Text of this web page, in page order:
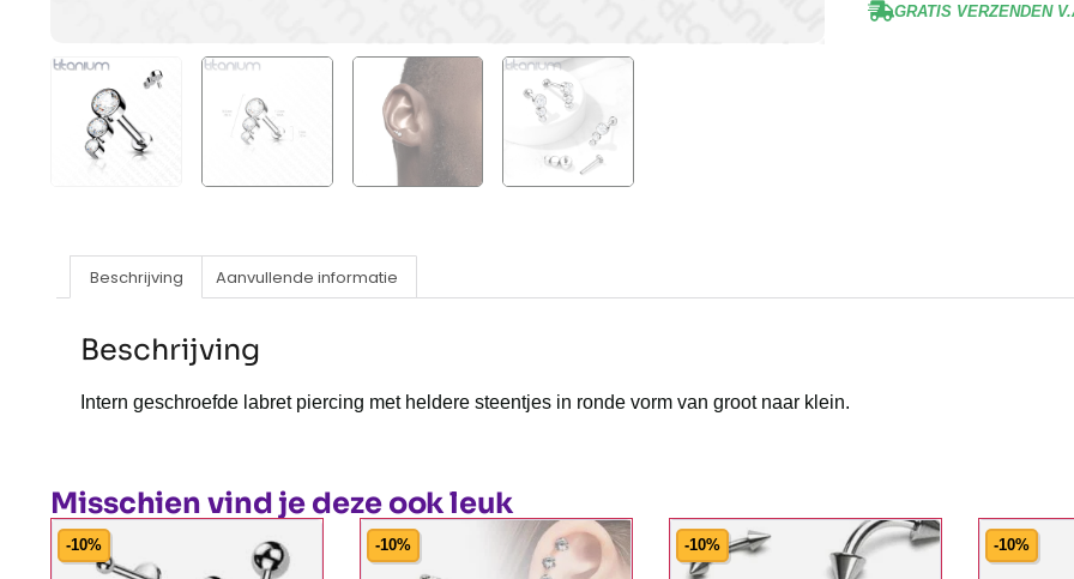
GRATIS VERZENDEN
Beschrijving Aanvullende informatie
Beschrijving
Intern geschroefde labret piercing met heldere steentjes in ronde vorm van groot naar klein.
Misschien vind je deze ook leuk
-10% -10% -10% -10%